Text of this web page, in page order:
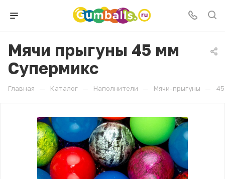
Мячи прыгуны 45 мм
Супермикс
Главная — Каталог — Наполнители — Мячи-прыгуны —